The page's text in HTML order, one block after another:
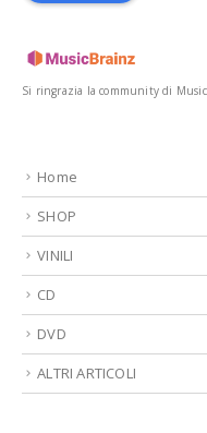
Si ringrazia la community di
Home
SHOP
VINILI
CD
DVD
ALTRI ARTICOLI